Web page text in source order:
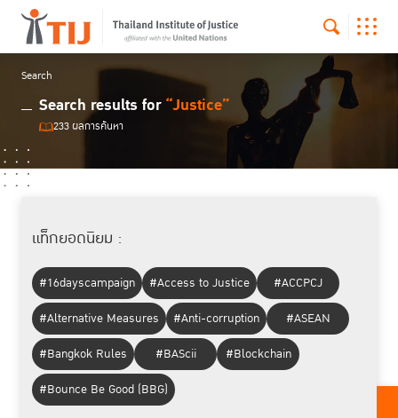
Search
Search results for“Justice”
233 ผลการค้นหา
แท็กยอดนิยม :
#16dayscampaign #Access to Justice
#ACCPCJ
#Alternative Measures
#Anti-corruption
#ASEAN
#Bangkok Rules
#BAScii
#Blockchain
#Bounce Be Good (BBG)